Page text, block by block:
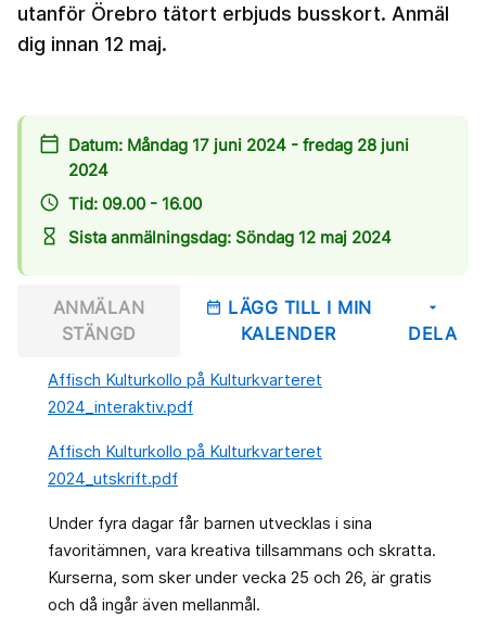
utanför Örebro tätort erbjuds busskort. Anmäl
dig innan 12 maj.
calendar_today Datum: Måndag 17 juni 2024 - fredag 28 juni
2024
access_time Tid: 09.00 - 16.00
hourglass_empty
Sista anmälningsdag: Söndag 12 maj 2024
ANMÄLAN
STÄNGD
date_range LÄGG TILL I MIN
KALENDER
arrow_drop_down
DELA
Affisch Kulturkollo på Kulturkvarteret
2024_interaktiv.pdf
Affisch Kulturkollo på Kulturkvarteret
2024_utskrift.pdf
Under fyra dagar får barnen utvecklas i sina
favoritämnen, vara kreativa tillsammans och skratta.
Kurserna, som sker under vecka 25 och 26, är gratis
och då ingår även mellanmål.